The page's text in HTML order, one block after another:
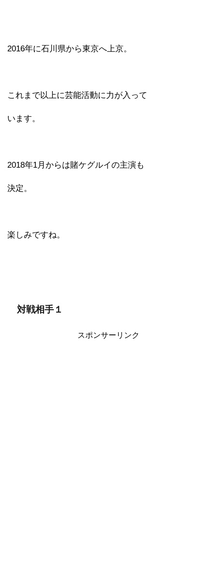
2016年に石川県から東京へ上京。
これまで以上に芸能活動に力が入って
います。
2018年1月からは賭ケグルイの主演も
決定。
楽しみですね。
対戦相手１
スポンサーリンク